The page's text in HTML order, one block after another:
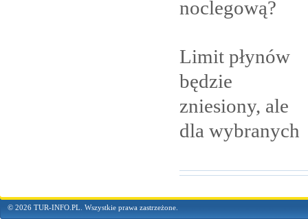
noclegową?
Limit płynów
będzie
zniesiony, ale
dla wybranych
© 2026 TUR-INFO.PL. Wszystkie prawa zastrzeżone.